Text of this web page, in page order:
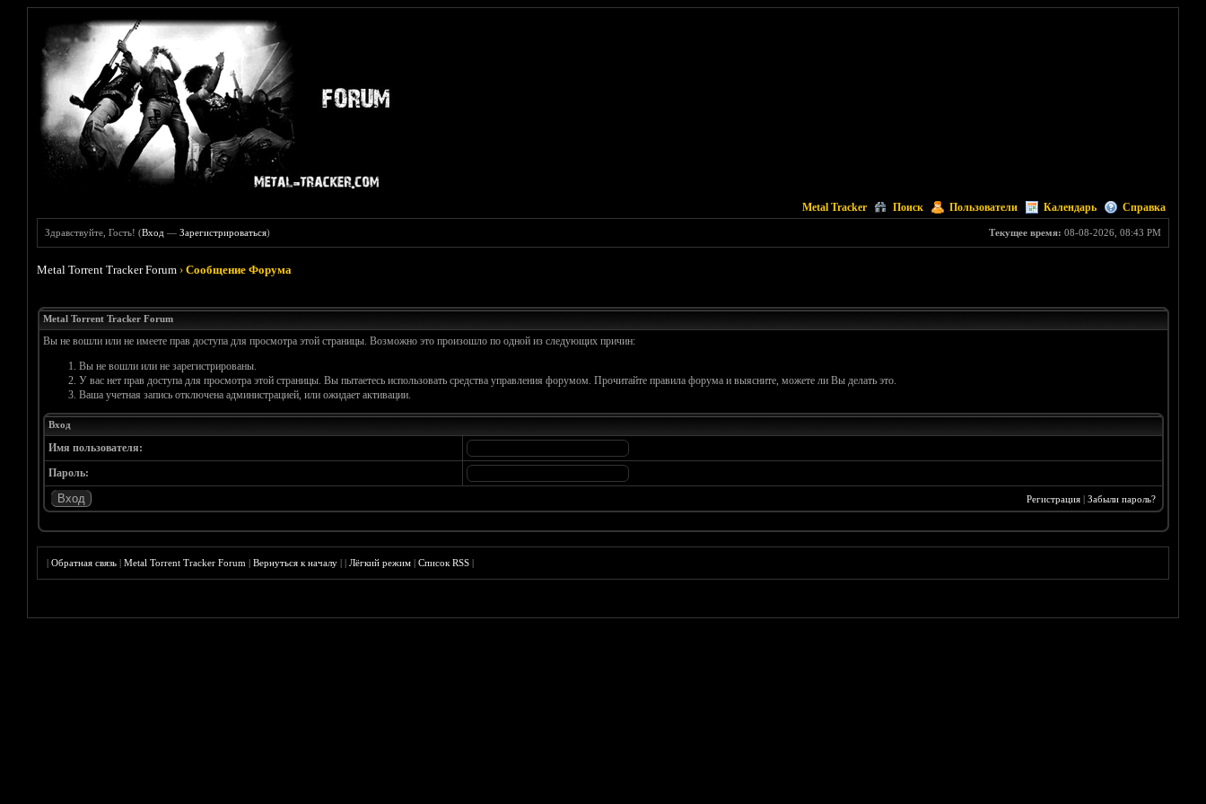
Metal Tracker Поиск Пользователи Календарь Справка
Текущее время: 08-08-2026, 08:43 PM
Здравствуйте, Гость! (Вход —Зарегистрироваться)
Metal Torrent Tracker Forum ›Сообщение Форума
Metal Torrent Tracker Forum
Вы не вошли или не имеете прав доступа для просмотра этой страницы. Возможно это произошло по одной из следующих причин:
Вы не вошли или не зарегистрированы.
У вас нет прав доступа для просмотра этой страницы. Вы пытаетесь использовать средства управления форумом. Прочитайте правила форума и выясните, можете ли Вы делать это.
Ваша учетная запись отключена администрацией, или ожидает активации.
Вход
Имя пользователя:
Пароль:
Регистрация| Забыли пароль?
|Обратная связь |Metal Torrent Tracker Forum |Вернуться к началу ||Лёгкий режим |Список RSS |